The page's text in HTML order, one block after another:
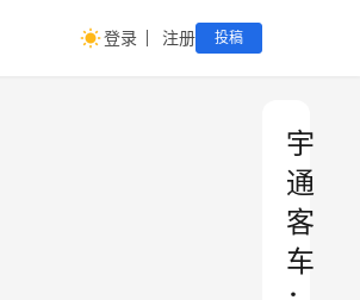
登录 注册 投稿
宇
通
客
车